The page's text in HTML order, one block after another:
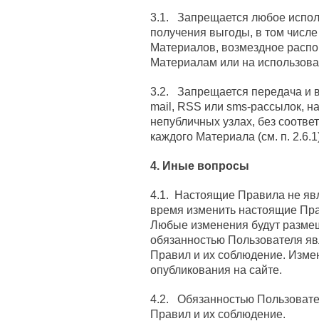
3.1. Запрещается любое
получения выгоды, в том
Материалов, возмездное
Материалам или на
3.2. Запрещается передача и
mail, RSS или sms-рассылок,
непубличных узлах, без
каждого Материала (см. п.
4. Иные вопросы
4.1. Настоящие Правила не
время изменить настоящие
Любые изменения будут
обязанностью Пользователя
Правил и их соблюдение.
опубликования на сайте.
4.2. Обязанностью
Правил и их соблюдение.